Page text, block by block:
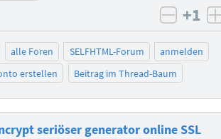
+1
alle Foren SELFHTML-Forum
anmelden
erstellen
Beitrag im Thread-Baum
seriöser generator online SSL